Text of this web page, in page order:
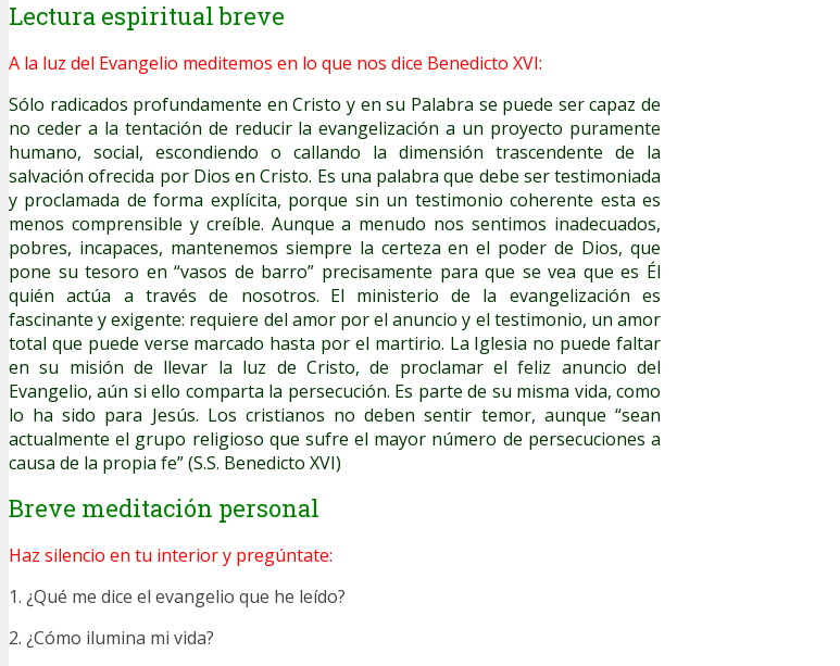
Lectura espiritual breve
A la luz del Evangelio meditemos en lo que nos dice Benedicto XVI:
Sólo radicados profundamente en Cristo y en su Palabra se puede ser capaz de
no ceder a la tentación de reducir la evangelización a un proyecto puramente
humano, social, escondiendo o callando la dimensión trascendente de la
salvación ofrecida por Dios en Cristo. Es una palabra que debe ser testimoniada
y proclamada de forma explícita, porque sin un testimonio coherente esta es
menos comprensible y creíble. Aunque a menudo nos sentimos inadecuados,
pobres, incapaces, mantenemos siempre la certeza en el poder de Dios, que
pone su tesoro en “vasos de barro” precisamente para que se vea que es Él
quién actúa a través de nosotros. El ministerio de la evangelización es
fascinante y exigente: requiere del amor por el anuncio y el testimonio, un amor
total que puede verse marcado hasta por el martirio. La Iglesia no puede faltar
en su misión de llevar la luz de Cristo, de proclamar el feliz anuncio del
Evangelio, aún si ello comparta la persecución. Es parte de su misma vida, como
lo ha sido para Jesús. Los cristianos no deben sentir temor, aunque “sean
actualmente el grupo religioso que sufre el mayor número de persecuciones a
causa de la propia fe” (S.S. Benedicto XVI)
Breve meditación personal
Haz silencio en tu interior y pregúntate:
1. ¿Qué me dice el evangelio que he leído?
2. ¿Cómo ilumina mi vida?